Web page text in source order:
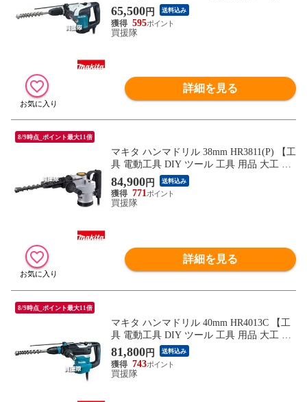
大工 穴あけ 穴 ネジ ハツリ makita 正規品
日本仕様 マキタ正規取扱店】【おしゃれ
おすすめ】
65,500円 送料込み
595
買援隊
詳細を見る
8/9時点_ポイント最大11倍
マキタ ハンマドリル 38mm HR3811(P) 【工
具 電動工具 DIY ツール 工具 用品 大工 日
曜大工 穴あけ 穴 ネジ ハツリ makita 正規
品 日本仕様 マキタ正規取扱店】【おしゃ
れ おすすめ】
84,900円 送料込み
771
買援隊
詳細を見る
8/9時点_ポイント最大11倍
マキタ ハンマドリル 40mm HR4013C 【工
具 電動工具 DIY ツール 工具 用品 大工 日
曜大工 穴あけ 穴 ネジ ハツリ makita 正規
品 日本仕様 マキタ正規取扱店】【おしゃ
れ おすすめ】
81,800円 送料込み
743
買援隊